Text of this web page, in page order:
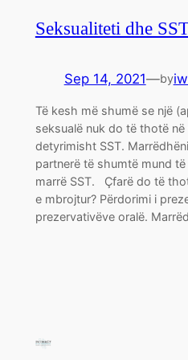
Seksualiteti dhe
Sep 14, 2021—by
Të kesh më shumë se një
seksualë nuk do të thotë
detyrimisht SST.
partnerë të shumtë mund
marrë SST. Çfarë do të
e mbrojtur? Përdorimi i
prezervativëve oralë.